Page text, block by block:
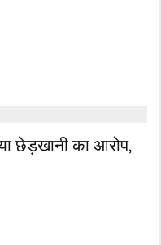
छेड़खानी का आरोप,